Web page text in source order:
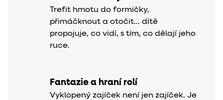
Trefit hmotu do formičky,
přimáčknout a otočit… dítě
propojuje, co vidí, s tím, co dělají jeho
ruce.
Fantazie a hraní rolí
Vyklopený zajíček není jen zajíček. Je